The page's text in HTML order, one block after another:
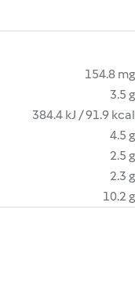
154.8 mg
3.5 g
384.4 kJ / 91.9 kcal
4.5 g
2.5 g
2.3 g
10.2 g